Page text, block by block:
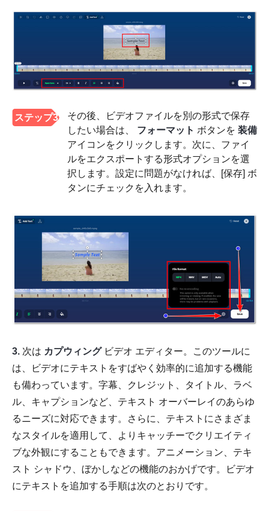
ステップ3
その後、ビデオファイルを別の形式で保存
したい場合は、 フォーマット ボタンを 装備
アイコンをクリックします。次に、ファイ
ルをエクスポートする形式オプションを選
択します。設定に問題がなければ、[保存] ボ
タンにチェックを入れます。
3. 次は カプウィングビデオ エディター。このツールに
は、ビデオにテキストをすばやく効率的に追加する機能
も備わっています。字幕、クレジット、タイトル、ラベ
ル、キャプションなど、テキスト オーバーレイのあらゆ
るニーズに対応できます。さらに、テキストにさまざま
なスタイルを適用して、よりキャッチーでクリエイティ
ブな外観にすることもできます。アニメーション、テキ
スト シャドウ、ぼかしなどの機能のおかげです。ビデオ
にテキストを追加する手順は次のとおりです。